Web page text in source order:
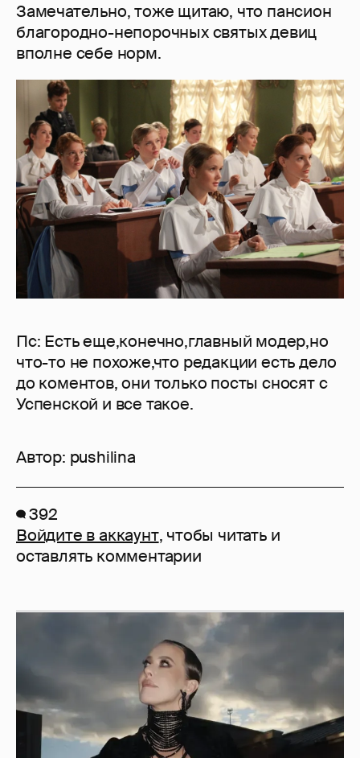
Замечательно, тоже щитаю, что пансион
благородно-непорочных святых девиц
вполне себе норм.
Пс: Есть еще,конечно,главный модер,но
что-то не похоже,что редакции есть дело
до коментов, они только посты сносят с
Успенской и все такое.
Автор: pushilina
392
Войдите в аккаунт, чтобы читать и
оставлять комментарии